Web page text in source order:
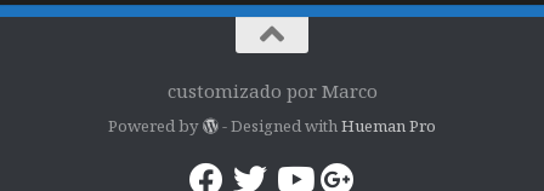
customizado por Marco
Powered by - Designed withHueman Pro